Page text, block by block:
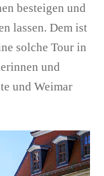
besteigen und
lassen. Dem ist
solche Tour in
und
und Weimar